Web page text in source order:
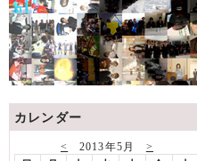
カレンダー
< 2013年5月 >